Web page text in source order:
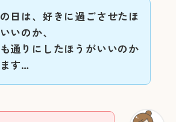
日は、好きに過ごさせたほ
いのか、
通りにしたほうがいいのか
す…